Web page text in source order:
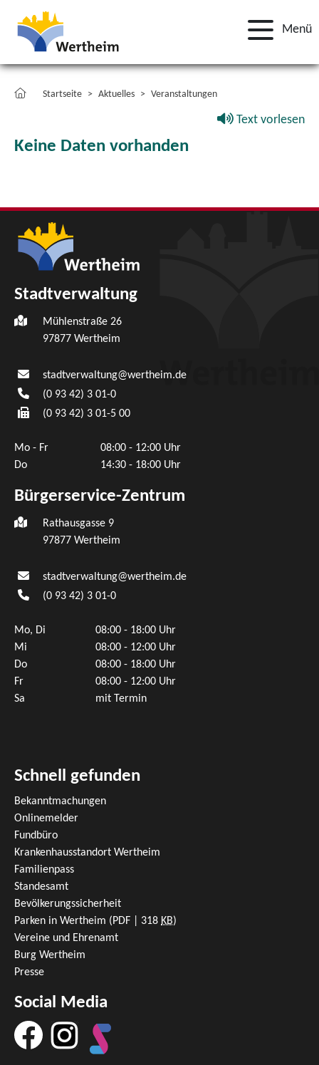
Menü
Startseite Aktuelles Veranstaltungen
Text vorlesen
Keine Daten vorhanden
Stadtverwaltung
Mühlenstraße 26
97877 Wertheim
stadtverwaltung@wertheim.de
(0 93 42) 3 01-0
(0 93 42) 3 01-5 00
Mo - Fr
08:00 - 12:00 Uhr
Do
14:30 - 18:00 Uhr
Bürgerservice-Zentrum
Rathausgasse 9
97877 Wertheim
stadtverwaltung@wertheim.de
(0 93 42) 3 01-0
Mo, Di
08:00 - 18:00 Uhr
Mi
08:00 - 12:00 Uhr
Do
08:00 - 18:00 Uhr
Fr
08:00 - 12:00 Uhr
Sa
mit Termin
Schnell gefunden
Bekanntmachungen
Onlinemelder
Fundbüro
Krankenhausstandort Wertheim
Familienpass
Standesamt
Bevölkerungssicherheit
Parken in Wertheim (PDF | 318 KB)
Vereine und Ehrenamt
Burg Wertheim
Presse
Social Media